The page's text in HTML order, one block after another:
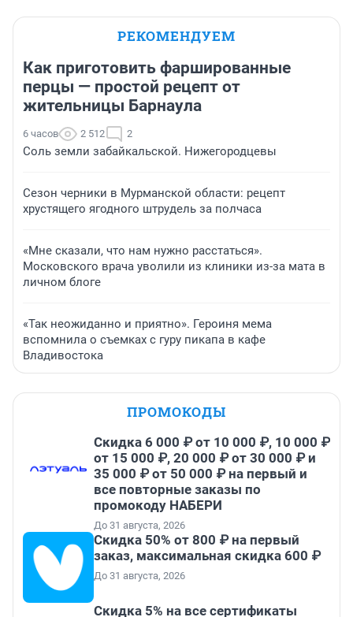
РЕКОМЕНДУЕМ
Как приготовить фаршированные
перцы — простой рецепт от
жительницы Барнаула
6 часов 2 512 2
Соль земли забайкальской. Нижегородцевы
Сезон черники в Мурманской области: рецепт
хрустящего ягодного штрудель за полчаса
«Мне сказали, что нам нужно расстаться».
Московского врача уволили из клиники из-за мата в
личном блоге
«Так неожиданно и приятно». Героиня мема
вспомнила о съемках с гуру пикапа в кафе
Владивостока
ПРОМОКОДЫ
Скидка 6 000 ₽ от 10 000 ₽, 10 000 ₽
от 15 000 ₽, 20 000 ₽ от 30 000 ₽ и
35 000 ₽ от 50 000 ₽ на первый и
все повторные заказы по
промокоду НАБЕРИ
До 31 августа, 2026
Скидка 50% от 800 ₽ на первый
заказ, максимальная скидка 600 ₽
До 31 августа, 2026
Скидка 5% на все сертификаты